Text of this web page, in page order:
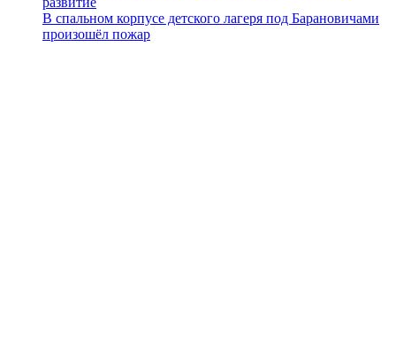
В спальном корпусе детского лагеря под Барановичами
произошёл пожар